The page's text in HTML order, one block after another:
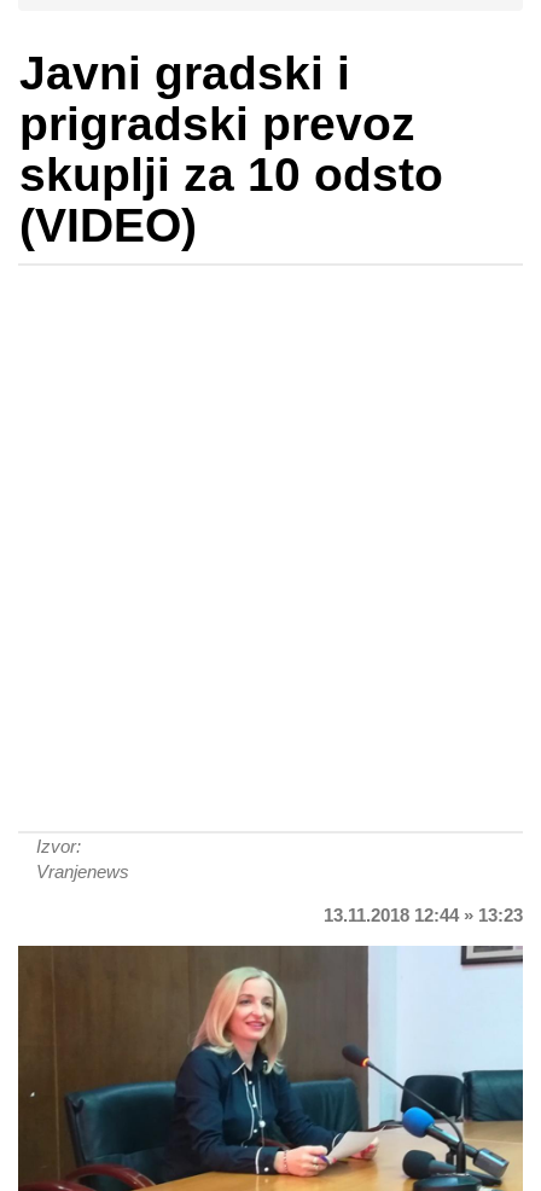
Javni gradski i
prigradski prevoz
skuplji za 10 odsto
(VIDEO)
Izvor:
Vranjenews
13.11.2018 12:44 » 13:23